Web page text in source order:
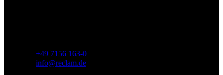
+49 7156 163-0
info@reclam.de